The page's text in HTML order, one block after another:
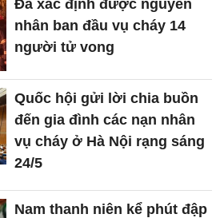
Đã xác định được nguyên
nhân ban đầu vụ cháy 14
người tử vong
Quốc hội gửi lời chia buồn
đến gia đình các nạn nhân
vụ cháy ở Hà Nội rạng sáng
24/5
Nam thanh niên kể phút đập